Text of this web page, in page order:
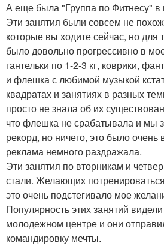
А еще была "Группа по Фитнесу"
Эти занятия были совсем не
которые вы ходите сейчас, но для
было довольно прогрессивно в
гантельки по 1-2-3 кг, коврики,
и флешка с любимой музыкой
квадратах и занятиях в разных
просто не знала об их
что флешка не срабатывала и мы
рекорд, но ничего, это было очень
реклама немного раздражала.
Эти занятия по вторникам и
стали. Желающих
это очень подстегивало мое
Популярность этих занятий
молодежном центре и они
командировку мечты.